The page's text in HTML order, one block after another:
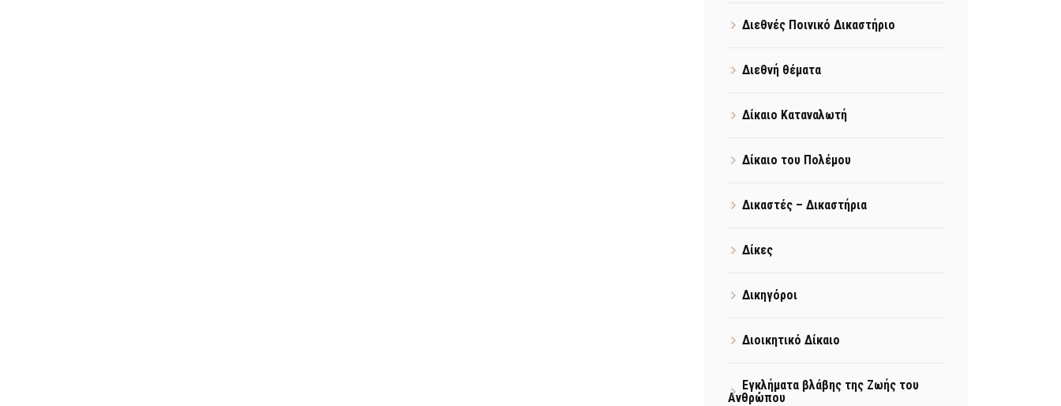
Διεθνές Ποινικό Δικαστήριο
Διεθνή θέματα
Δίκαιο Καταναλωτή
Δίκαιο του Πολέμου
Δικαστές – Δικαστήρια
Δίκες
Δικηγόροι
Διοικητικό Δίκαιο
Εγκλήματα βλάβης της Ζωής του
Ανθρώπου